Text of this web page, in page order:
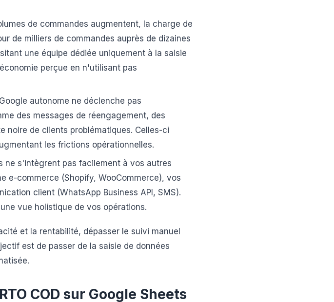
de commandes augmentent, la charge de
de milliers de commandes auprès de dizaines
une équipe dédiée uniquement à la saisie
perçue en n'utilisant pas
autonome ne déclenche pas
des messages de réengagement, des
noire de clients problématiques. Celles-ci
les frictions opérationnelles.
ne s'intègrent pas facilement à vos autres
e-commerce (Shopify, WooCommerce), vos
client (WhatsApp Business API, SMS).
vue holistique de vos opérations.
et la rentabilité, dépasser le suivi manuel
est de passer de la saisie de données
COD sur Google Sheets